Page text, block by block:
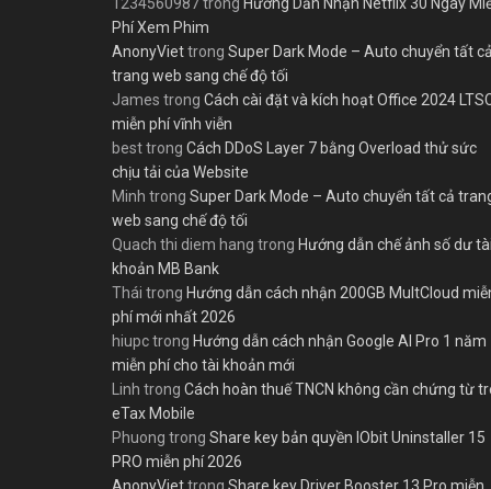
Phí Xem Phim
AnonyViettrong Super Dark Mode – Auto chuyển tất cả
trang web sang chế độ tối
James trong Cách cài đặt và kích hoạt Office 2024
miễn phí vĩnh viễn
besttrong Cách DDoS Layer 7 bằng Overload thử sức
chịu tải của Website
Minh trong Super Dark Mode – Auto chuyển tất cả
web sang chế độ tối
Quach thi diem hang trong Hướng dẫn chế ảnh số dư tài
khoản MB Bank
Thái trong Hướng dẫn cách nhận 200GB MultCloud
phí mới nhất 2026
hiupctrong Hướng dẫn cách nhận Google AI Pro 1 năm
miễn phí cho tài khoản mới
Linh trong Cách hoàn thuế TNCN không cần chứng từ
eTax Mobile
Phuong trong Share key bản quyền IObit Uninstaller 15
PRO miễn phí 2026
AnonyViettrong Share key Driver Booster 13 Pro miễn